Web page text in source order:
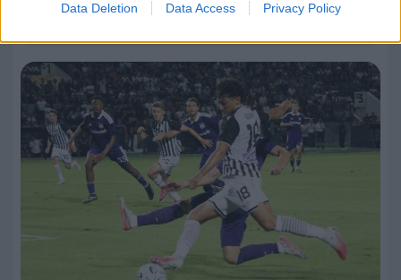
Data Deletion Data Access Privacy Policy
Τα highlights του ΠΑΟΚ – Άντερλεχτ (VIDEO)